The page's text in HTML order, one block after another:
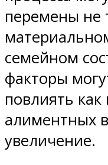
перемены не
семейном
факторы
повлиять
алиментных
увеличение.